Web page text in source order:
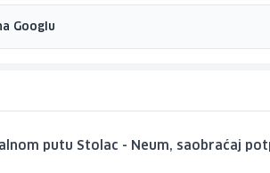
Googlu
putu Stolac - Neum, saobraćaj